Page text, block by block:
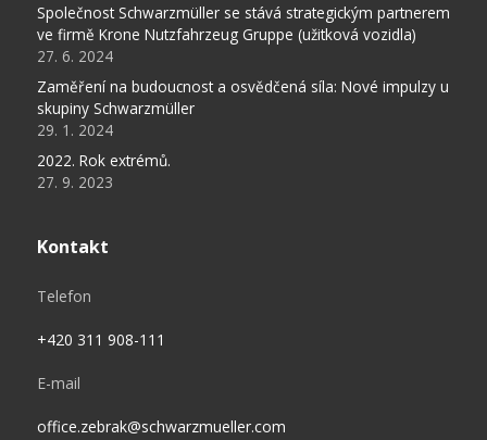
Společnost Schwarzmüller se stává strategickým partnerem
ve firmě Krone Nutzfahrzeug Gruppe (užitková vozidla)
27. 6. 2024
Zaměření na budoucnost a osvědčená síla: Nové impulzy u
skupiny Schwarzmüller
29. 1. 2024
2022. Rok extrémů.
27. 9. 2023
Kontakt
Telefon
+420 311 908-111
E-mail
office.zebrak@schwarzmueller.com